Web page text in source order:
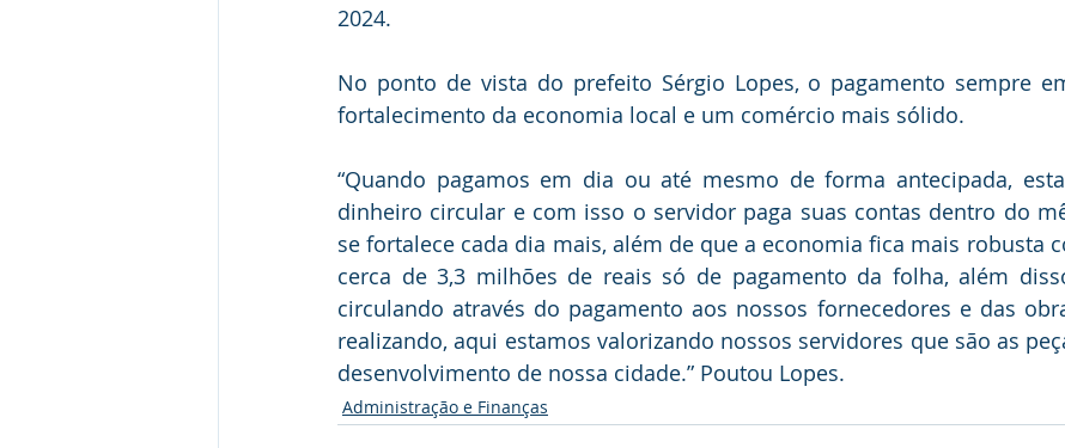
2024.
No ponto de vista do prefeito Sérgio Lopes, o pagamento sempre
fortalecimento da economia local e um comércio mais sólido.
“Quando pagamos em dia ou até mesmo de forma antecipada,
dinheiro circular e com isso o servidor paga suas contas dentro do
se fortalece cada dia mais, além de que a economia fica mais robusta
cerca de 3,3 milhões de reais só de pagamento da folha, além
circulando através do pagamento aos nossos fornecedores e das
realizando, aqui estamos valorizando nossos servidores que são as
desenvolvimento de nossa cidade.” Poutou Lopes.
Administração e Finanças